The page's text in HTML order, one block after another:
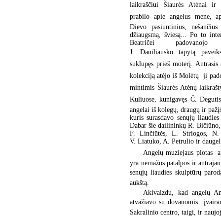
laikraščiui Šiaurės Atėnai
prabilo apie angelus mene,
Dievo pasiuntinius,
džiaugsmą, šviesą... Po to
Beatričei padovanojo
J. Daniliausko tapytą
suklupęs prieš moterį.
kolekciją atėjo iš Molėtų  jį
mintimis Šiaurės Atėnų
Kuliuose, kunigavęs Č.
angelai iš kolegų, draugų ir
kuris surasdavo senųjų
Dabar šie dailininkų R.
F. Linčiūtės, L. Striogos, N.
V. Liatuko, A. Petrulio ir
Angelų muziejaus plotas
yra nemažos patalpos ir
senųjų liaudies skulptūrų
aukštą.
Akivaizdu, kad angelų
atvažiavo su dovanomis 
Sakralinio centro, taigi, ir